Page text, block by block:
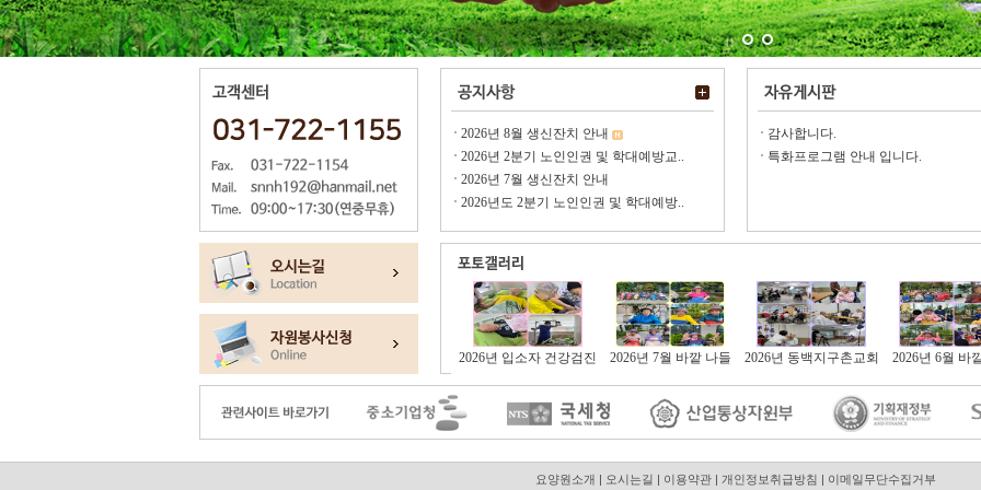
2026년 8월 생신잔치 안내
2026년 2분기 노인인권 및 학대예방교..
2026년 7월 생신잔치 안내
2026년도 2분기 노인인권 및 학대예방..
감사합니다.
특화프로그램 안내 입니다.
2026년 입소자 건강검진
2026년 7월 바깥 나들
2026년 동백지구촌교회
2026년 6월 바
요양원소개 | 오시는길 | 이용약관 | 개인정보취급방침 | 이메일무단수집거부